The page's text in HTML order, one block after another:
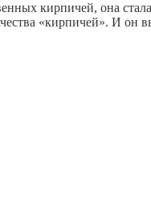
кирпичей, она
«кирпичей». И он